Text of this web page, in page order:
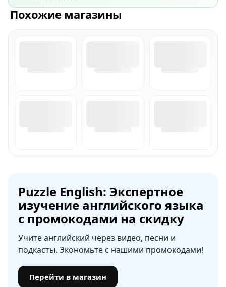
Похожие магазины
Puzzle English: Экспертное
изучение английского языка
с промокодами на скидку
Учите английский через видео, песни и
подкасты. Экономьте с нашими промокодами!
Перейти в магазин